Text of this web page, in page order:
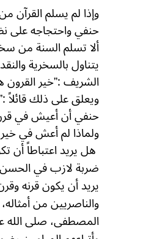
وإذا لم يسلم
حنفي واحتجاجه على
ألا تسلم السنة من
يتناول بالسخرية
الشريف :”خير القرون
ويعلق على ذلك قائلاً
حنفي أن أعيش في
ولماذا لم أعش في
هل يريد اعتباطاً أن
ضربة لازب في
يريد أن يكون قرنه
والناصريين من
المصطفى، صلى الله